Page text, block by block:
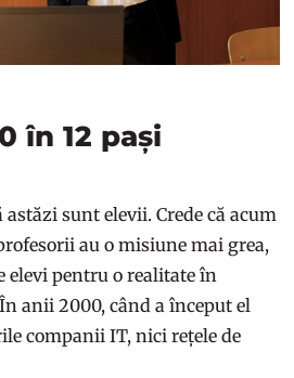
în 12 pași
sunt elevii. Crede că acum
au o misiune mai grea,
elevi pentru o realitate în
anii 2000, când a început el
companii IT, nici rețele de